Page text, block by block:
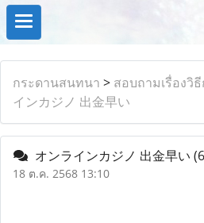
กระดานสนทนา > สอบถามเรื่องวิ
インカジノ 出金早い
オンラインカジノ 出金早い
18 ต.ค. 2568 13:10